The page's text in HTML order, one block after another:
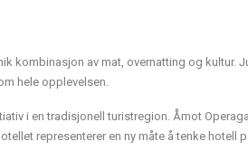
kombinasjon av mat, overnatting og kultur.
hele opplevelsen.
i en tradisjonell turistregion. Åmot
representerer en ny måte å tenke hotell